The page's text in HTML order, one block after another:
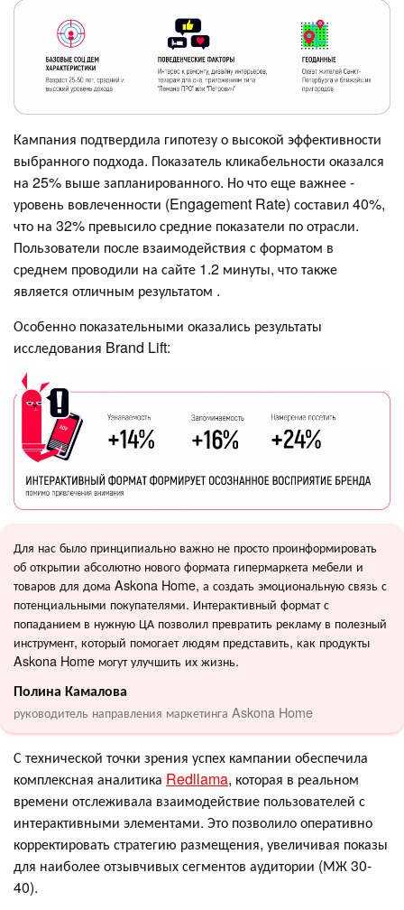
Кампания подтвердила гипотезу о высокой эффективности
выбранного подхода. Показатель кликабельности оказался
на 25% выше запланированного. Но что еще важнее -
уровень вовлеченности (Engagement Rate) составил 40%,
что на 32% превысило средние показатели по отрасли.
Пользователи после взаимодействия с форматом в
среднем проводили на сайте 1.2 минуты, что также
является отличным результатом .
Особенно показательными оказались результаты
исследования Brand Lift:
Для нас было принципиально важно не просто проинформировать
об открытии абсолютно нового формата гипермаркета мебели и
товаров для дома Askona Home, а создать эмоциональную связь с
потенциальными покупателями. Интерактивный формат с
попаданием в нужную ЦА позволил превратить рекламу в полезный
инструмент, который помогает людям представить, как продукты
Askona Home могут улучшить их жизнь.
Полина Камалова
руководитель направления маркетинга Askona Home
С технической точки зрения успех кампании обеспечила
комплексная аналитика Redllama, которая в реальном
времени отслеживала взаимодействие пользователей с
интерактивными элементами. Это позволило оперативно
корректировать стратегию размещения, увеличивая показы
для наиболее отзывчивых сегментов аудитории (МЖ 30-
40).